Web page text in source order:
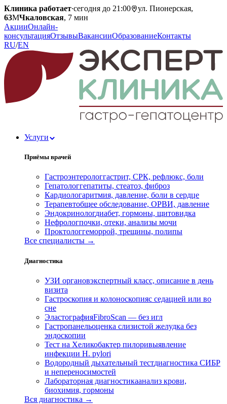
Клиника работает·сегодня до 21:00
ул. Пионерская,
63МЧкаловская, 7 мин
АкцииОнлайн-
консультацияОтзывыВакансииОбразованиеКонтакты
RU/EN
Услуги
Приёмы врачей
Гастроэнтерологгастрит, СРК, рефлюкс, боли
Гепатологгепатиты, стеатоз, фиброз
Кардиологаритмия, давление, боли в сердце
Терапевтобщее обследование, ОРВИ, давление
Эндокринологдиабет, гормоны, щитовидка
Нефрологпочки, отеки, анализы мочи
Проктологгеморрой, трещины, полипы
Все специалисты →
Диагностика
УЗИ органовэкспертный класс, описание в день
визита
Гастроскопия и колоноскопияс седацией или во
сне
ЭластографияFibroScan — без игл
Гастропанельоценка слизистой желудка без
эндоскопии
Тест на Хеликобактер пилоривыявление
инфекции H. pylori
Водородный дыхательный тестдиагностика СИБР
и непереносимостей
Лабораторная диагностикаанализ крови,
биохимия, гормоны
Вся диагностика →